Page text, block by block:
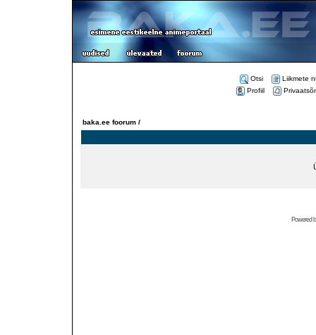
Otsi
Liikmete
Profiil
baka.ee foorum /
Powered